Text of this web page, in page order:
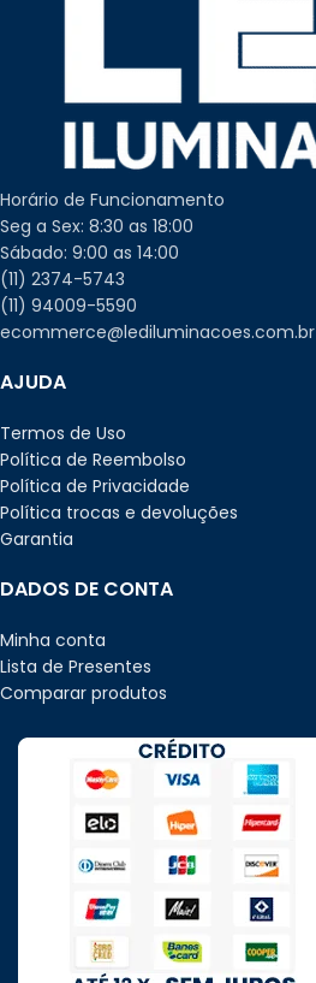
Horário de Funcionamento
Seg a Sex: 8:30 as 18:00
Sábado: 9:00 as 14:00
(11) 2374-5743
(11) 94009-5590
ecommerce@lediluminacoes.com.br
AJUDA
Termos de Uso
Política de Reembolso
Política de Privacidade
Política trocas e devoluções
Garantia
DADOS DE CONTA
Minha conta
Lista de Presentes
Comparar produtos